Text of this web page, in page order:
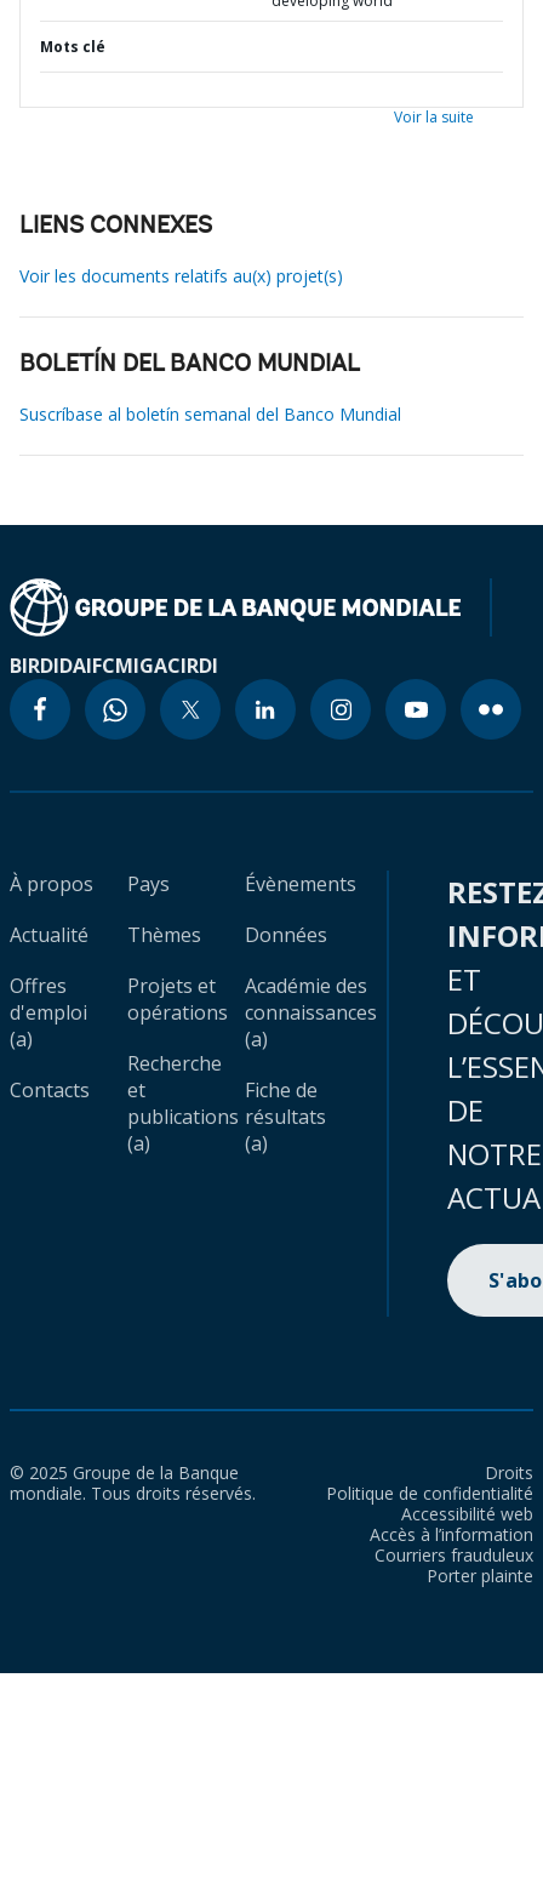
Mots clé
Voir la suite
LIENS CONNEXES
Voir les documents relatifs au(x) projet(s)
BOLETÍN DEL BANCO MUNDIAL
Suscríbase al boletín semanal del Banco Mundial
BIRDIDAIFCMIGACIRDI
À propos
Actualité
Offres
d'emploi
(a)
Contacts
Pays
Thèmes
Projets et
opérations
Recherche
et
publications
(a)
Évènements
Données
Académie des
connaissances
(a)
Fiche de
résultats
(a)
ET
DE
NOTRE
© 2025 Groupe de la Banque
mondiale. Tous droits réservés.
Droits
Politique de confidentialité
Accessibilité web
Accès à l’information
Courriers frauduleux
Porter plainte